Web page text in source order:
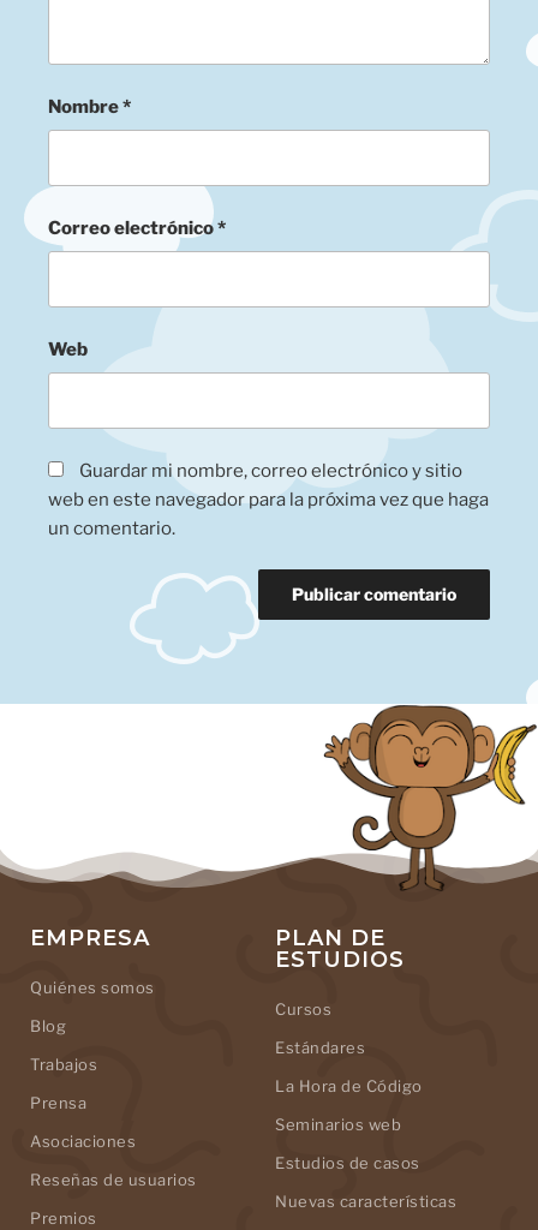
Nombre*
Correo electrónico*
Web
Guardar mi nombre, correo electrónico y sitio
web en este navegador para la próxima vez que haga
un comentario.
EMPRESA
Quiénes somos
Blog
Trabajos
Prensa
Asociaciones
Reseñas de usuarios
Premios
PLAN DE
ESTUDIOS
Cursos
Estándares
La Hora de Código
Seminarios web
Estudios de casos
Nuevas características